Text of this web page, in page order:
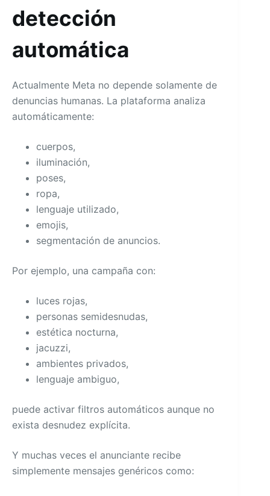
detección
automática
Actualmente Meta no depende solamente de
denuncias humanas. La plataforma analiza
automáticamente:
cuerpos,
iluminación,
poses,
ropa,
lenguaje utilizado,
emojis,
segmentación de anuncios.
Por ejemplo, una campaña con:
luces rojas,
personas semidesnudas,
estética nocturna,
jacuzzi,
ambientes privados,
lenguaje ambiguo,
puede activar filtros automáticos aunque no
exista desnudez explícita.
Y muchas veces el anunciante recibe
simplemente mensajes genéricos como: